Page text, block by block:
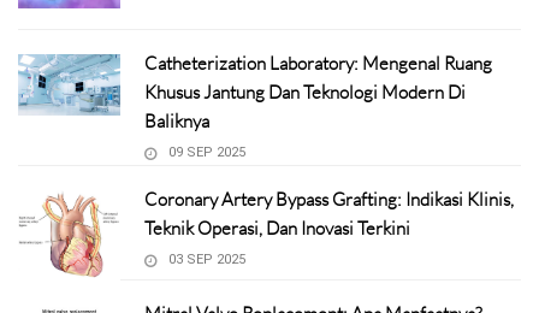
Catheterization Laboratory: Mengenal Ruang
Khusus Jantung Dan Teknologi Modern Di
Baliknya
09 SEP 2025
Coronary Artery Bypass Grafting: Indikasi Klinis,
Teknik Operasi, Dan Inovasi Terkini
03 SEP 2025